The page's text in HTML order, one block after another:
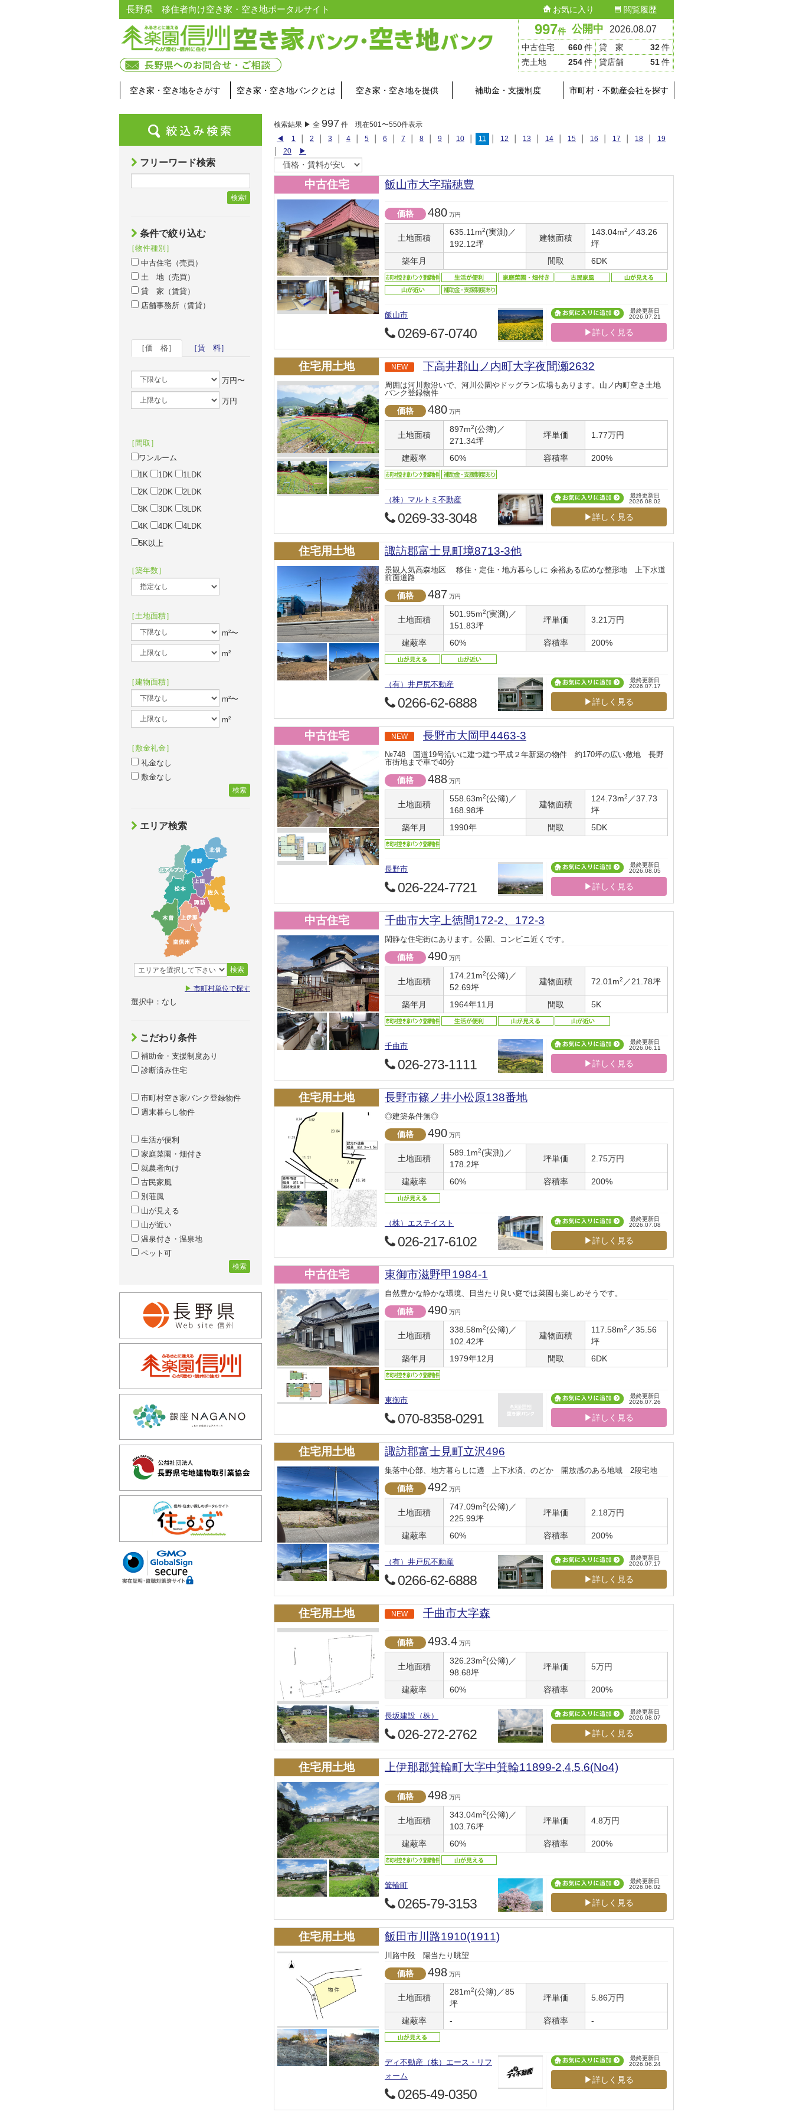
997件 公開中 2026.08.07
中古住宅 660件 貸 家 32件
売土地
254件 貸店舗 51件
長野県 移住者向け空き家・空き地ポータルサイト お気に入り 閲覧履歴
空き家・空き地をさがす 空き家・空き地バンクとは 空き家・空き地を提供 補助金・支援制度 市町村・不動産会社を探す
フリーワード検索
検索!
条件で絞り込む
［物件種別］
中古住宅（売買）
土 地（売買）
貸 家（賃貸）
店舗事務所（賃貸）
［価 格］ ［賃 料］
万円〜
万円
［間取］
ワンルーム
1K
1DK
1LDK
2K
2DK
2LDK
3K
3DK
3LDK
4K
4DK
4LDK
5K以上
［築年数］
［土地面積］
m²〜
m²
［建物面積］
m²〜
m²
［敷金礼金］
礼金なし
敷金なし
検索
エリア検索
検索
▶ 市町村単位で探す
選択中：なし
こだわり条件
補助金・支援制度あり
診断済み住宅
市町村空き家バンク登録物件
週末暮らし物件
生活が便利
家庭菜園・畑付き
就農者向け
古民家風
別荘風
山が見える
山が近い
温泉付き・温泉地
ペット可
検索
検索結果 ▶ 全 997 件 現在501〜550件表示
◀
1 2 3 4 5 6 7 8 9 10 11 12 13 14 15 16 17 18
19
20 ▶
中古住宅 飯山市大字瑞穂豊
価格 480 万円
土地面積
635.11m2(実測)／
192.12坪
建物面積
143.04m2 ／43.26
坪
築年月
間取 6DK
飯山市
0269-67-0740
最終更新日
2026.07.21
▶詳しく見る
住宅用土地 NEW 下高井郡山ノ内町大字夜間瀬2632
周囲は河川敷沿いで、河川公園やドッグラン広場もあります。山ノ内町空き土地
バンク登録物件
価格 480 万円
土地面積
897m2(公簿)／
271.34坪
坪単価 1.77万円
建蔽率 60% 容積率 200%
（株）マルトミ不動産
0269-33-3048
最終更新日
2026.08.02
▶詳しく見る
住宅用土地 諏訪郡富士見町境8713-3他
景観人気高森地区 移住・定住・地方暮らしに 余裕ある広めな整形地 上下水道
前面道路
価格 487 万円
土地面積
501.95m2(実測)／
151.83坪
坪単価 3.21万円
建蔽率 60% 容積率 200%
（有）井戸尻不動産
0266-62-6888
最終更新日
2026.07.17
▶詳しく見る
中古住宅 NEW 長野市大岡甲4463-3
№748 国道19号沿いに建つ建つ平成２年新築の物件 約170坪の広い敷地 長野
市街地まで車で40分
価格 488 万円
土地面積
558.63m2(公簿)／
168.98坪
建物面積
124.73m2 ／37.73
坪
築年月
1990年 間取 5DK
長野市
026-224-7721
最終更新日
2026.08.05
▶詳しく見る
中古住宅 千曲市大字上徳間172-2、172-3
閑静な住宅街にあります。公園、コンビニ近くです。
価格 490 万円
土地面積
174.21m2(公簿)／
52.69坪
建物面積 72.01m2 ／21.78坪
築年月 1964年11月 間取 5K
千曲市
026-273-1111
最終更新日
2026.06.11
▶詳しく見る
住宅用土地 長野市篠ノ井小松原138番地
◎建築条件無◎
価格 490 万円
土地面積
589.1m2(実測)／
178.2坪
坪単価 2.75万円
建蔽率 60% 容積率 200%
（株）エステイスト
026-217-6102
最終更新日
2026.07.08
▶詳しく見る
中古住宅 東御市滋野甲1984-1
自然豊かな静かな環境、日当たり良い庭では菜園も楽しめそうです。
価格 490 万円
土地面積
338.58m2(公簿)／
102.42坪
建物面積
117.58m2 ／35.56
坪
築年月
1979年12月 間取 6DK
東御市
070-8358-0291
最終更新日
2026.07.26
▶詳しく見る
住宅用土地 諏訪郡富士見町立沢496
集落中心部、地方暮らしに適 上下水済、のどか 開放感のある地域 2段宅地
価格 492 万円
土地面積
747.09m2(公簿)／
225.99坪
坪単価 2.18万円
建蔽率 60% 容積率 200%
（有）井戸尻不動産
0266-62-6888
最終更新日
2026.07.17
▶詳しく見る
住宅用土地 NEW 千曲市大字森
価格 493.4 万円
土地面積
326.23m2(公簿)／
98.68坪
坪単価 5万円
建蔽率 60% 容積率 200%
長坂建設（株）
026-272-2762
最終更新日
2026.08.07
▶詳しく見る
住宅用土地 上伊那郡箕輪町大字中箕輪11899-2,4,5,6(No4)
価格 498 万円
土地面積
343.04m2(公簿)／
103.76坪
坪単価 4.8万円
建蔽率 60% 容積率 200%
箕輪町
0265-79-3153
最終更新日
2026.06.02
▶詳しく見る
住宅用土地 飯田市川路1910(1911)
川路中段 陽当たり眺望
価格 498 万円
土地面積
281m2(公簿)／85
坪
坪単価 5.86万円
建蔽率 - 容積率 -
ディ不動産（株）エース・リフ
ォーム
0265-49-0350
最終更新日
2026.06.24
▶詳しく見る